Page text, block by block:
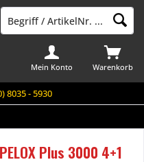
8035 - 5930
Warenkorb
Mein Konto
Plus 3000 4+1